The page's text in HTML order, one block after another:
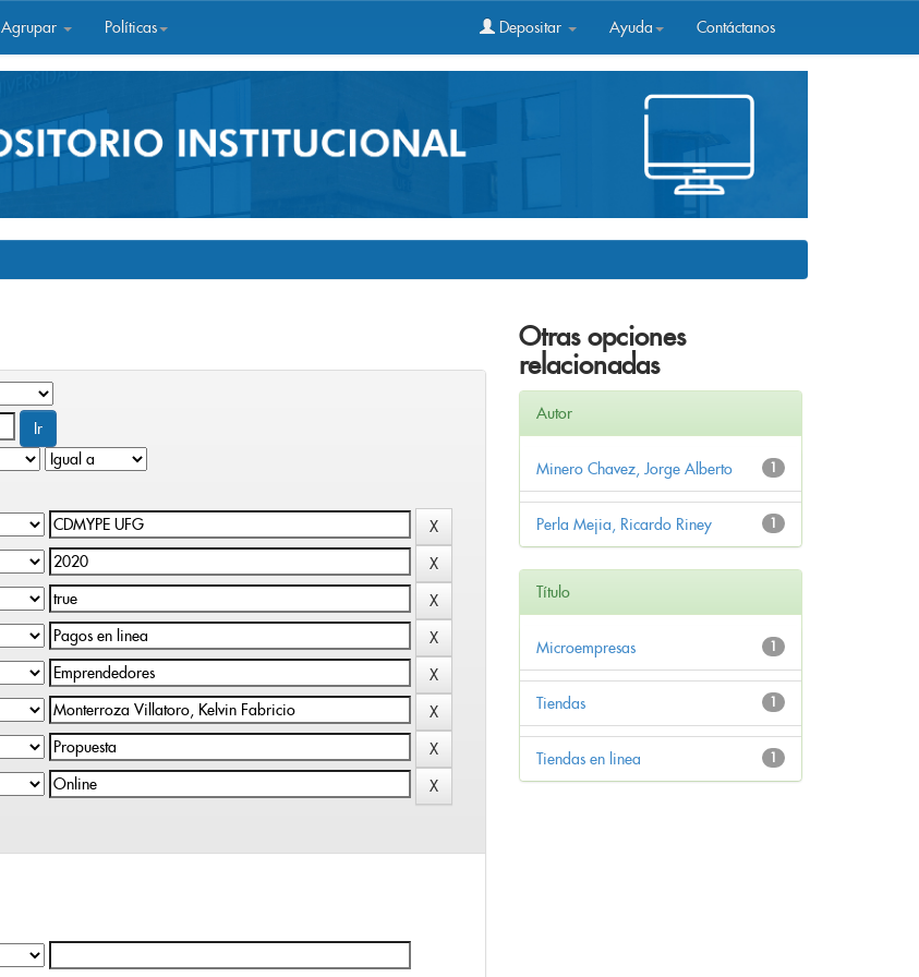
Agrupar Políticas Depositar Ayuda Contáctanos
Otras opciones
relacionadas
Autor
1
Minero Chavez, Jorge Alberto
1
Perla Mejia, Ricardo Riney
Título
1
Microempresas
1
Tiendas
1
Tiendas en linea